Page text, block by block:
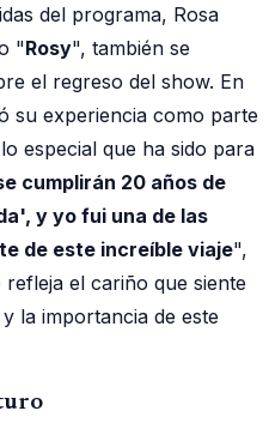
del programa, Rosa
"Rosy", también se
el regreso del show. En
su experiencia como parte
especial que ha sido para
cumplirán 20 años de
y yo fui una de las
de este increíble viaje",
el cariño que siente
la importancia de este